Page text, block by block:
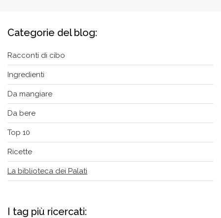
Categorie del blog:
Racconti di cibo
Ingredienti
Da mangiare
Da bere
Top 10
Ricette
La biblioteca dei Palati
I tag più ricercati: